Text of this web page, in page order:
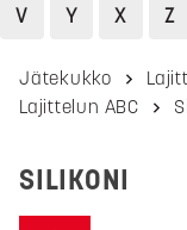
V
Y X Z
Jätekukko
Lajittelun ABC
SILIKONI